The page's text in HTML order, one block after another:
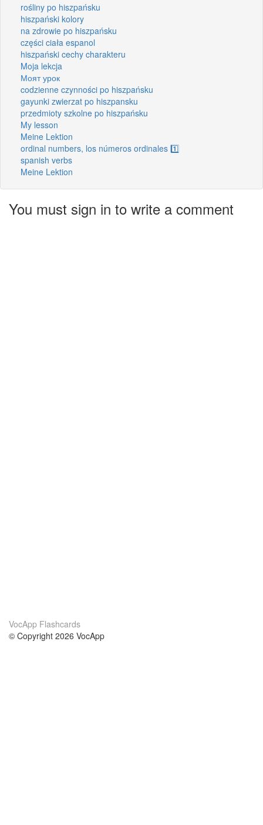
rośliny po hiszpańsku
hiszpański kolory
na zdrowie po hiszpańsku
części ciała espanol
hiszpański cechy charakteru
Moja lekcja
Моят урок
codzienne czynności po hiszpańsku
gayunki zwierzat po hiszpansku
przedmioty szkolne po hiszpańsku
My lesson
Meine Lektion
ordinal numbers, los números ordinales 1️⃣
spanish verbs
Meine Lektion
You must sign in to write a comment
VocApp Flashcards
© Copyright 2026 VocApp